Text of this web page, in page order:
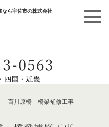
ら宇佐市の株式会社
百川原橋 橋梁補修工事